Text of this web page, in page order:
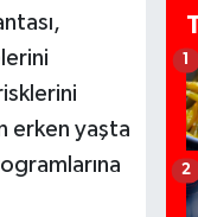
erken yaşta
1
2